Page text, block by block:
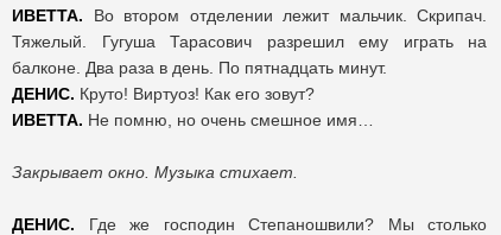
ИВЕТТА. Во втором отделении лежит мальчик. Скрипач.
Тяжелый. Гугуша Тарасович разрешил ему играть на
балконе. Два раза в день. По пятнадцать минут.
ДЕНИС. Круто! Виртуоз! Как его зовут?
ИВЕТТА. Не помню, но очень смешное имя…
Закрывает окно. Музыка стихает.
ДЕНИС. Где же господин Степаношвили? Мы столько